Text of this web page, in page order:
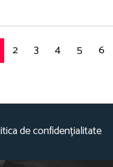
2 3 4 5 6
de confidențialitate